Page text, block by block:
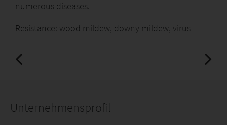
numerous diseases.
Resistance: wood mildew, downy mildew, virus
Unternehmensprofil